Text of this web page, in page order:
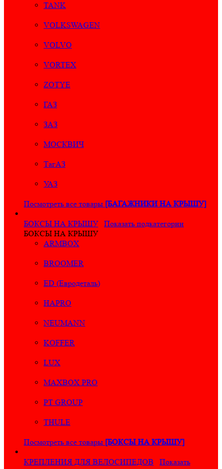
TANK
VOLKSWAGEN
VOLVO
VORTEX
ZOTYE
ГАЗ
ЗАЗ
МОСКВИЧ
ТагАЗ
УАЗ
Посмотреть все товары [БАГАЖНИКИ НА КРЫШУ]
БОКСЫ НА КРЫШУ
Показать подкатегории
БОКСЫ НА КРЫШУ
ARMBOX
BROOMER
ED (Евродеталь)
HAPRO
NEUMANN
KOFFER
LUX
MAXBOX PRO
PT GROUP
THULE
Посмотреть все товары [БОКСЫ НА КРЫШУ]
КРЕПЛЕНИЯ ДЛЯ ВЕЛОСИПЕДОВ
Показать